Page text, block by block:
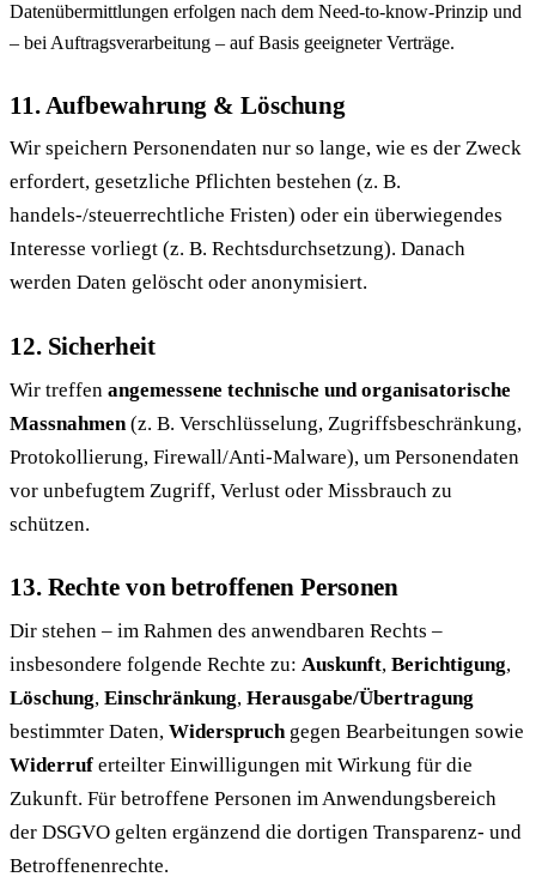
Datenübermittlungen erfolgen nach dem Need-to-know-Prinzip und
– bei Auftragsverarbeitung – auf Basis geeigneter Verträge.
11. Aufbewahrung & Löschung
Wir speichern Personendaten nur so lange, wie es der Zweck
erfordert, gesetzliche Pflichten bestehen (z. B.
handels-/steuerrechtliche Fristen) oder ein überwiegendes
Interesse vorliegt (z. B. Rechtsdurchsetzung). Danach
werden Daten gelöscht oder anonymisiert.
12. Sicherheit
Wir treffen angemessene technische und organisatorische
Massnahmen (z. B. Verschlüsselung, Zugriffsbeschränkung,
Protokollierung, Firewall/Anti-Malware), um Personendaten
vor unbefugtem Zugriff, Verlust oder Missbrauch zu
schützen.
13. Rechte von betroffenen Personen
Dir stehen – im Rahmen des anwendbaren Rechts –
insbesondere folgende Rechte zu: Auskunft, Berichtigung,
Löschung, Einschränkung, Herausgabe/Übertragung
bestimmter Daten, Widerspruchgegen Bearbeitungen sowie
Widerruf erteilter Einwilligungen mit Wirkung für die
Zukunft. Für betroffene Personen im Anwendungsbereich
der DSGVO gelten ergänzend die dortigen Transparenz- und
Betroffenenrechte.